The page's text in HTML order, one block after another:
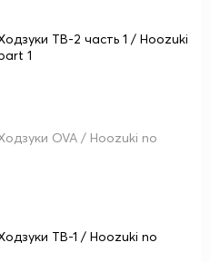
ТВ-2 часть 1 / Hoozuki
1
OVA / Hoozuki no
ТВ-1 / Hoozuki no